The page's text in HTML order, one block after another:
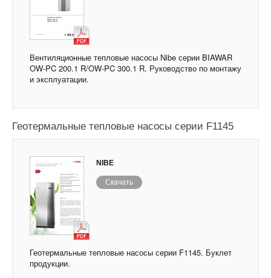
Вентиляционные тепловые насосы Nibe серии BIAWAR
OW-PC 200.1 R/OW-PC 300.1 R. Руководство по монтажу
и эксплуатации.
Геотермальные тепловые насосы серии F1145
NIBE
Скачать
Геотермальные тепловые насосы серии F1145. Буклет
продукции.